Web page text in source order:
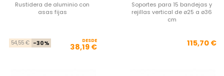
Rustidera de aluminio con
asas fijas
Precio base
54,55 € -30% Precio
DESDE
38,19 €
Soportes para 15 bandejas y
rejillas vertical de ø25 a ø36
cm
115,70 €